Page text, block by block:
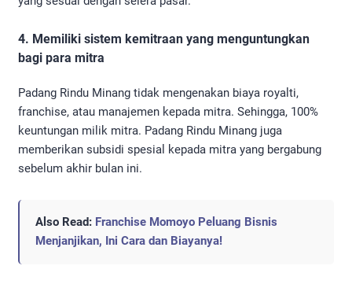
4. Memiliki sistem kemitraan yang menguntungkan
bagi para mitra
Padang Rindu Minang tidak mengenakan biaya royalti,
franchise, atau manajemen kepada mitra. Sehingga, 100%
keuntungan milik mitra. Padang Rindu Minang juga
memberikan subsidi spesial kepada mitra yang bergabung
sebelum akhir bulan ini.
Also Read: Franchise Momoyo Peluang Bisnis
Menjanjikan, Ini Cara dan Biayanya!